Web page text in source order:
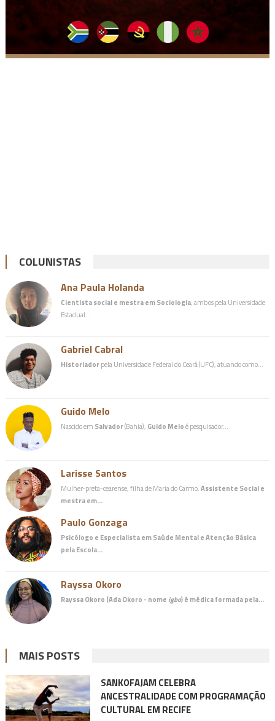
COLUNISTAS
Ana Paula Holanda
Cientista social e mestra em Sociologia, ambos pela Universidade
Estadual…
Gabriel Cabral
Historiadorpela Universidade Federal do Ceará (UFC), atuando como…
Guido Melo
Nascido em Salvador(Bahia), Guido Meloé pesquisador…
Larisse Santos
Mulher-preta-cearense, filha de Maria do Carmo.Assistente Social e
mestra em…
Paulo Gonzaga
Psicólogo e Especialista em Saúde Mental e Atenção Básica
pela Escola…
Rayssa Okoro
Rayssa Okoro (Ada Okoro - nome igbo) é médicaformada pela…
MAIS POSTS
SANKOFAJAM CELEBRA
ANCESTRALIDADE COM PROGRAMAÇÃO
CULTURAL EM RECIFE